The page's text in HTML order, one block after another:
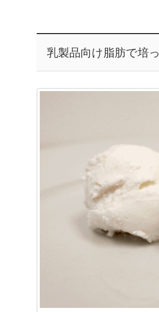
乳製品向け脂肪で培